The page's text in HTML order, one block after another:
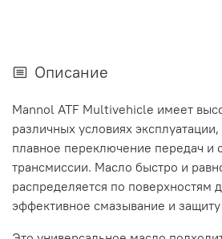
Описание
Mannol ATF Multivehicle имеет
различных условиях
плавное переключение передач и
трансмиссии. Масло быстро и
распределяется по поверхностям
эффективное смазывание и защиту